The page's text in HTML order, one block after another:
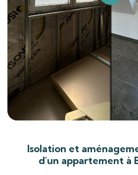
Isolation et
d'un appartement à